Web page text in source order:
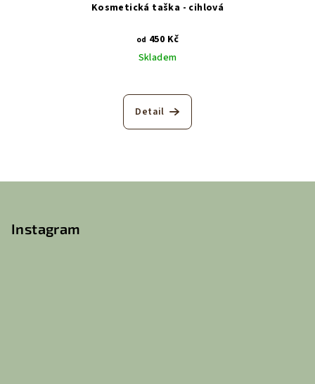
Kosmetická taška - cihlová
od 450 Kč
Skladem
Detail
Instagram